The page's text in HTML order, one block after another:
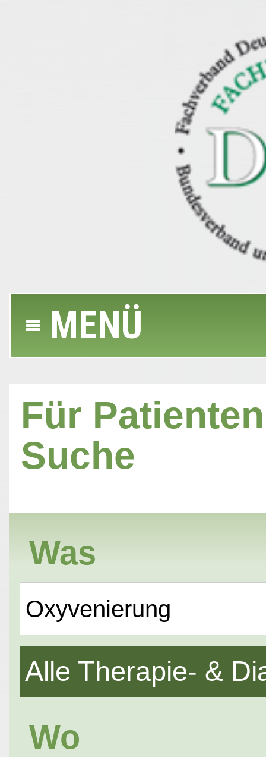
MENÜ
Für
Suche
Was
Oxyvenierung
Alle Therapie- &
Wo